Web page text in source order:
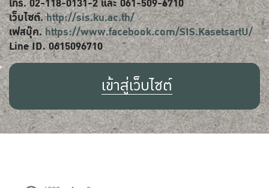
เว็บไซต์.http://sis.ku.ac.th/
เฟสบุ๊ค.https://www.facebook.com/SIS.KasetsartU/
Line ID. 0615096710
เข้าสู่เว็บไซต์